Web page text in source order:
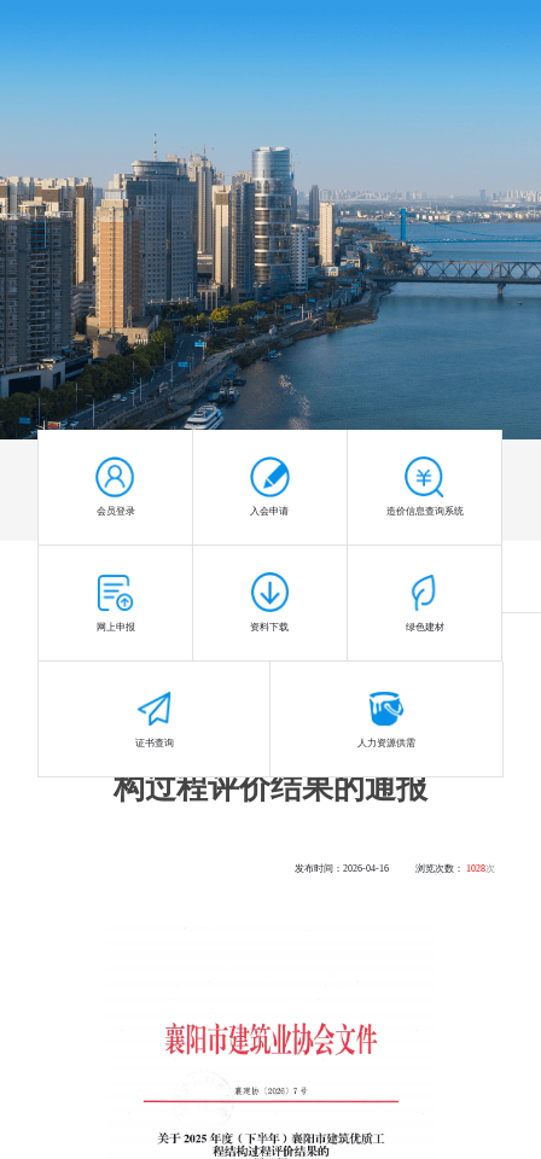
会员登录 入会申请 造价信息查询系统
网上申报 资料下载 绿色建材
证书查询 人力资源供需
首页 > 热点聚焦
关于2025年度(下半年)
襄阳市建筑优质工程结
构过程评价结果的通报
发布时间：2026-04-16 浏览次数： 1028次